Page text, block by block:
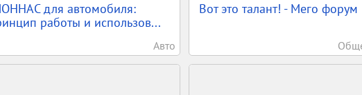
для автомобиля:
работы и использов...
Авто
Вот это талант! - Мего форум